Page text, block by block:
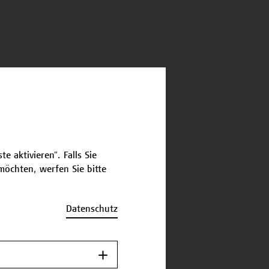
aktivieren". Falls Sie
werfen Sie bitte
Datenschutz